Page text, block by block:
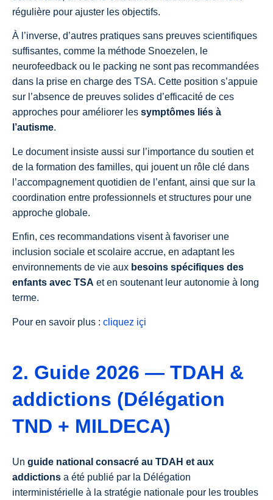
régulière pour ajuster les objectifs.
À l’inverse, d’autres pratiques sans preuves scientifiques
suffisantes, comme la méthode Snoezelen, le
neurofeedback ou le packing ne sont pas recommandées
dans la prise en charge des TSA. Cette position s’appuie
sur l’absence de preuves solides d’efficacité de ces
approches pour améliorer les symptômes liés à
l’autisme.
Le document insiste aussi sur l’importance du soutien et
de la formation des familles, qui jouent un rôle clé dans
l’accompagnement quotidien de l’enfant, ainsi que sur la
coordination entre professionnels et structures pour une
approche globale.
Enfin, ces recommandations visent à favoriser une
inclusion sociale et scolaire accrue, en adaptant les
environnements de vie aux besoins spécifiques des
enfants avec TSA et en soutenant leur autonomie à long
terme.
Pour en savoir plus : cliquez içi
2. Guide 2026 — TDAH &
addictions (Délégation
TND + MILDECA)
Un guide national consacré au TDAH et aux
addictions a été publié par la Délégation
interministérielle à la stratégie nationale pour les troubles